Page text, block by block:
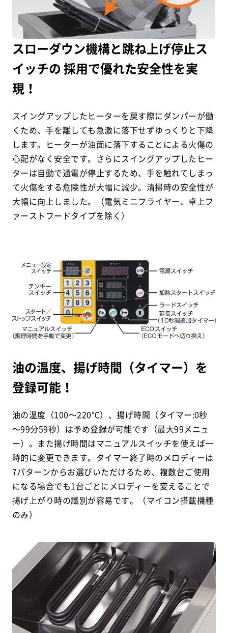
スローダウン機構と跳ね上げ停止ス
イッチの 採用で優れた安全性を実
現！
スイングアップしたヒーターを戻す際にダンパーが働
くため、手を離しても急激に落下せずゆっくりと下降
します。ヒーターが油面に落下することによる火傷の
心配がなく安全です。さらにスイングアップしたヒー
ターは自動で通電が停止するため、手を触れてしまっ
て火傷をする危険性が大幅に減少。清掃時の安全性が
大幅に向上しました。（電気ミニフライヤー、卓上フ
ァーストフードタイプを除く）
油の温度、揚げ時間（タイマー）を
登録可能！
油の温度（100～220℃）、揚げ時間（タイマー:0秒
～99分59秒）は予め登録が可能です（最大99メニュ
ー）。また揚げ時間はマニュアルスイッチを使えば一
時的に変更できます。タイマー終了時のメロディーは
7パターンからお選びいただけるため、複数台ご使用
になる場合でも1台ごとにメロディーを変えることで
揚げ上がり時の識別が容易です。（マイコン搭載機種
のみ）